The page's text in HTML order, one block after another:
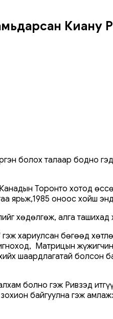
Киану
болох талаар бодно
Торонто хотод
ярьж,1985 оноос хойш
хөдөлгөж, алга ташихад
хариулсан бөгөөд
Матрицын
шаардлагатай болсон
болно гэж Ривзэд
байгуулна гэж